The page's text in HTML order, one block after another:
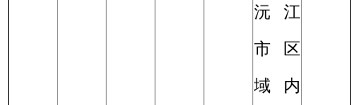
沅江
市区
域内